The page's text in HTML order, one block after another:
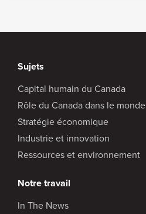
Sujets
Capital humain du Canada
Rôle du Canada dans le monde
Stratégie économique
Industrie et innovation
Ressources et environnement
Notre travail
In The News